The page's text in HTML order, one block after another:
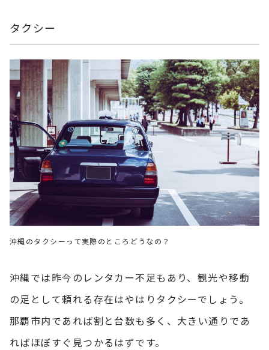
アシとしても大きな味方なのです。ゆいレール
の概要と、上手な使い方をご紹介します。
タクシー
沖縄のタクシーって実際のところどうなの？
沖縄では昨今のレンタカー不足もあり、観光や移動
の足として頼れる存在はやはりタクシーでしょう。
那覇市内であれば割と台数も多く、大きい通りであ
ればほぼすぐ見つかるはずです。